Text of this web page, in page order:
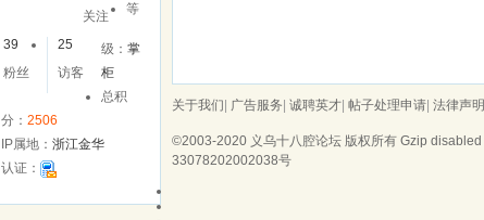
关注
39
粉丝
25
访客
等
级：掌
柜
总积
分： 2506
IP属地： 浙江金华
认证：
关于我们 广告服务 诚聘英才 帖子处理申请 法律声明
©2003-2020 义乌十八腔论坛 版权所有 Gzip disabled
33078202002038号